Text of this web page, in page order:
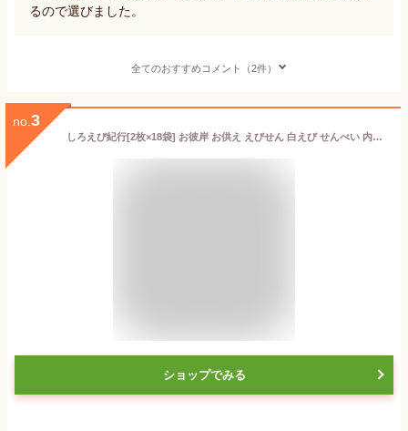
るので選びました。
全てのおすすめコメント（2件）
no. 3
しろえび紀行[2枚×18袋] お彼岸 お供え えびせん 白えび せんべい 内祝 御礼 慶事 仏事 お盆 中元 歳暮 年賀 敬老の日 長寿祝い 個包装 薄焼き お菓子 ばらまき 手土産 ギフト 白エビ シロエビ 父の日【のし掛け無料】
ショップでみる